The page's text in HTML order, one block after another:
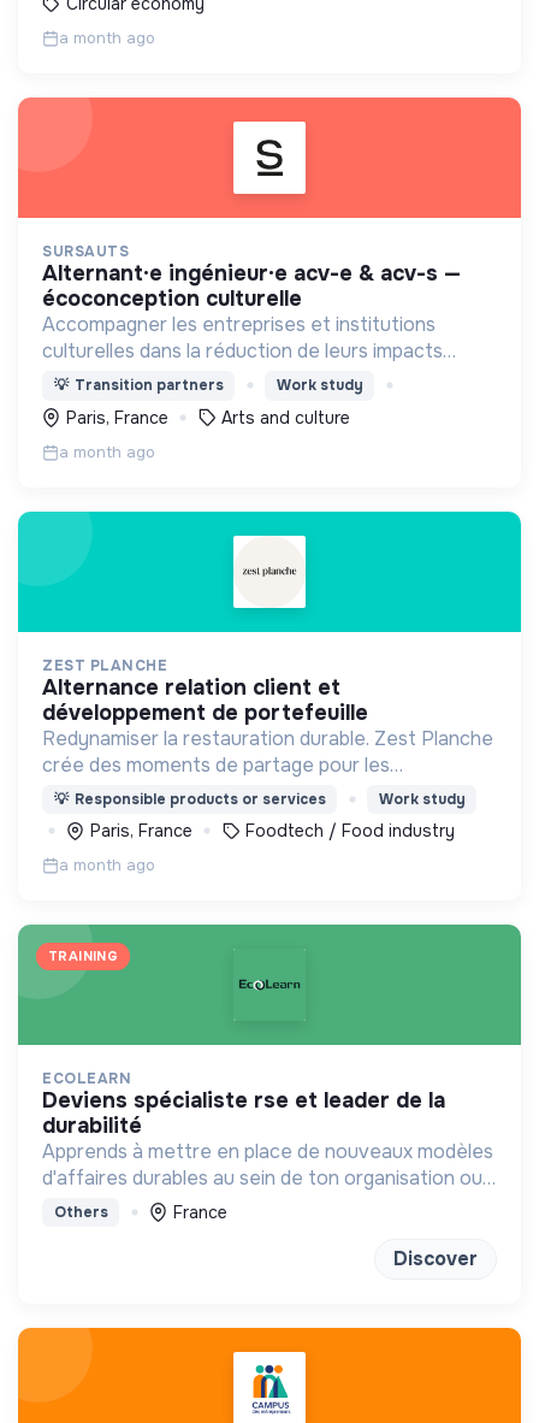
a month ago
SURSAUTS
alternant·e ingénieur·e acv-e & acv-s —
écoconception culturelle
Accompagner les entreprises et institutions
culturelles dans la réduction de leurs impacts
environnementaux
💡 Transition partners Work study
Paris, France Arts and culture
a month ago
ZEST PLANCHE
alternance relation client et
développement de portefeuille
Redynamiser la restauration durable. Zest Planche
crée des moments de partage pour les
entreprises allant de 20 à 1000 Zesteurs en livrant
à vélo dans tout Paris des planches à partager
faites maison.
💡 Responsible products or services Work study
Paris, France Foodtech / Food industry
a month ago
TRAINING
ECOLEARN
deviens spécialiste rse et leader de la
durabilité
Apprends à mettre en place de nouveaux modèles
d'affaires durables au sein de ton organisation ou
chez un client
Others France
Discover